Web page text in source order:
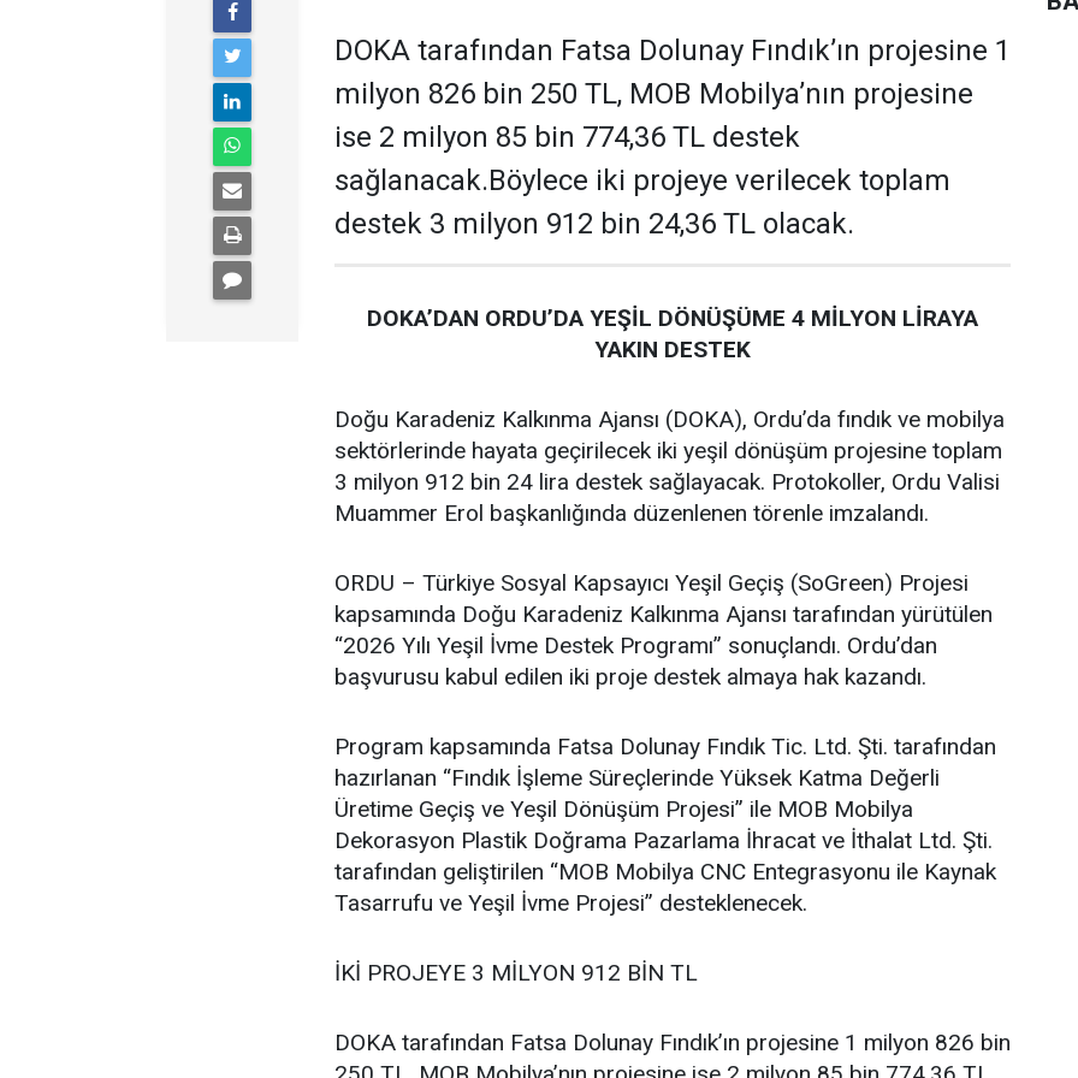
DOKA tarafından Fatsa Dolunay Fındık’ın projesine 1
milyon 826 bin 250 TL, MOB Mobilya’nın projesine
ise 2 milyon 85 bin 774,36 TL destek
sağlanacak.Böylece iki projeye verilecek toplam
destek 3 milyon 912 bin 24,36 TL olacak.
DOKA’DAN ORDU’DA YEŞİL DÖNÜŞÜME 4 MİLYON LİRAYA
YAKIN DESTEK
Doğu Karadeniz Kalkınma Ajansı (DOKA), Ordu’da fındık ve mobilya
sektörlerinde hayata geçirilecek iki yeşil dönüşüm projesine toplam
3 milyon 912 bin 24 lira destek sağlayacak. Protokoller, Ordu Valisi
Muammer Erol başkanlığında düzenlenen törenle imzalandı.
ORDU – Türkiye Sosyal Kapsayıcı Yeşil Geçiş (SoGreen) Projesi
kapsamında Doğu Karadeniz Kalkınma Ajansı tarafından yürütülen
“2026 Yılı Yeşil İvme Destek Programı” sonuçlandı. Ordu’dan
başvurusu kabul edilen iki proje destek almaya hak kazandı.
Program kapsamında Fatsa Dolunay Fındık Tic. Ltd. Şti. tarafından
hazırlanan “Fındık İşleme Süreçlerinde Yüksek Katma Değerli
Üretime Geçiş ve Yeşil Dönüşüm Projesi” ile MOB Mobilya
Dekorasyon Plastik Doğrama Pazarlama İhracat ve İthalat Ltd. Şti.
tarafından geliştirilen “MOB Mobilya CNC Entegrasyonu ile Kaynak
Tasarrufu ve Yeşil İvme Projesi” desteklenecek.
İKİ PROJEYE 3 MİLYON 912 BİN TL
DOKA tarafından Fatsa Dolunay Fındık’ın projesine 1 milyon 826 bin